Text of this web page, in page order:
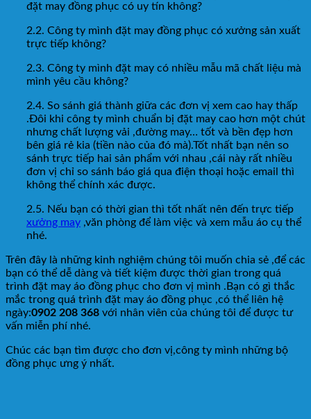
đặt may đồng phục có uy tín không?
2.2. Công ty mình đặt may đồng phục có xưởng sản xuất
trực tiếp không?
2.3. Công ty mình đặt may có nhiều mẫu mã chất liệu mà
mình yêu cầu không?
2.4. So sánh giá thành giữa các đơn vị xem cao hay thấp
.Đôi khi công ty mình chuẩn bị đặt may cao hơn một chút
nhưng chất lượng vải ,đường may… tốt và bền đẹp hơn
bên giá rẻ kia (tiền nào của đó mà).Tốt nhất bạn nên so
sánh trực tiếp hai sản phẩm với nhau ,cái này rất nhiều
đơn vị chỉ so sánh báo giá qua điện thoại hoặc email thì
không thể chính xác được.
2.5. Nếu bạn có thời gian thì tốt nhất nên đến trực tiếp
xưởng may ,văn phòng để làm việc và xem mẫu áo cụ thể
nhé.
Trên đây là những kinh nghiệm chúng tôi muốn chia sẻ ,để các
bạn có thể dễ dàng và tiết kiệm được thời gian trong quá
trình đặt may áo đồng phục cho đơn vị mình .Bạn có gì thắc
mắc trong quá trình đặt may áo đồng phục ,có thể liên hệ
ngày:0902 208 368 với nhân viên của chúng tôi để được tư
vấn miễn phí nhé.
Chúc các bạn tìm được cho đơn vị,công ty mình những bộ
đồng phục ưng ý nhất.